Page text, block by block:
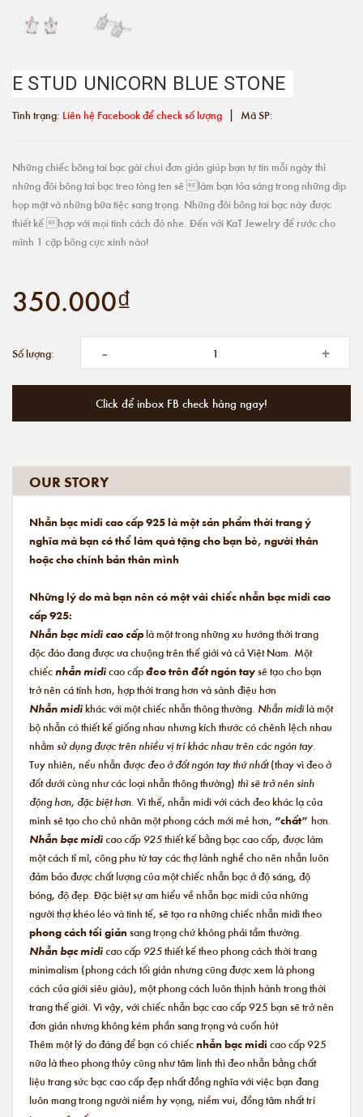
E STUD UNICORN BLUE STONE
Tình trạng: Liên hệ Facebook để check số lượng | Mã SP:
Những chiếc bông tai bạc gài chui đơn giản giúp bạn tự tin mỗi ngày thì
những đôi bông tai bạc treo tòng ten sẽ làm bạn tỏa sáng trong những dịp
họp mặt và những bữa tiệc sang trọng. Những đôi bông tai bạc này được
thiết kế hợp với mọi tính cách đó nhe. Đến với KaT Jewelry để rước cho
mình 1 cặp bông cực xinh nào!
350.000₫
Số lượng: - +
Click để inbox FB check hàng ngay!
OUR STORY
Nhẫn bạc midi cao cấp 925 là một sản phẩm thời trang ý
nghĩa mà bạn có thể làm quà tặng cho bạn bè, người thân
hoặc cho chính bản thân mình
Những lý do mà bạn nên có một vài chiếc nhẫn bạc midi cao
cấp 925:
Nhẫn bạc midi cao cấplà một trong những xu hướng thời trang
độc đáo đang được ưa chuộng trên thế giới và cả Việt Nam. Một
chiếcnhẫn midicao cấpđeo trên đốt ngón taysẽ tạo cho bạn
trở nên cá tính hơn, hợp thời trang hơn và sành điệu hơn
Nhẫn midikhác với một chiếc nhẫn thông thường. Nhẫn midilà một
bộ nhẫn có thiết kế giống nhau nhưng kích thước có chênh lệch nhau
nhằm sử dụng được trên nhiều vị trí khác nhau trên các ngón tay.
Tuy nhiên, nếu nhẫn được đeo ở đốt ngón tay thứ nhất(thay vì đeo ở
đốt dưới cùng như các loại nhẫn thông thường) thì sẽ trở nên sinh
động hơn, đặc biệt hơn. Vì thế, nhẫn midi với cách đeo khác lạ của
mình sẽ tạo cho chủ nhân một phong cách mới mẻ hơn, “chất” hơn.
Nhẫn bạc midi cao cấp 925thiết kế bằng bạc cao cấp, được làm
một cách tỉ mỉ, công phu từ tay các thợ lành nghề cho nên nhẫn luôn
đảm bảo được chất lượng của một chiếc nhẫn bạc ở độ sáng, độ
bóng, độ đẹp. Đặc biệt sự am hiểu về nhẫn bạc midi của những
người thợ khéo léo và tinh tế, sẽ tạo ra những chiếc nhẫn midi theo
phong cách tối giảnsang trọng chứ không phải tầm thường.
Nhẫn bạc midi cao cấp 925thiết kế theo phong cách thời trang
minimalism (phong cách tối giản nhưng cũng được xem là phong
cách của giới siêu giàu), một phong cách luôn thịnh hành trong thời
trang thế giới. Vì vậy, với chiếc nhẫn bạc cao cấp 925 bạn sẽ trở nên
đơn giản nhưng không kém phần sang trọng và cuốn hút
Thêm một lý do đáng để bạn có chiếcnhẫn bạc midi cao cấp 925
nữa là theo phong thủy cũng như tâm linh thì đeo nhẫn bằng chất
liệu trang sức bạc cao cấp đẹp nhất đồng nghĩa với việc bạn đang
luôn mang trong người niềm hy vọng, niềm vui, đồng tâm nhất trí